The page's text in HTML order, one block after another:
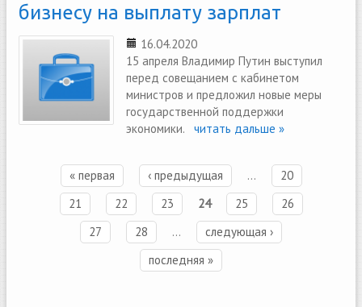
бизнесу на выплату зарплат
16.04.2020
15 апреля Владимир Путин выступил
перед совещанием с кабинетом
министров и предложил новые меры
государственной поддержки
экономики. читать дальше »
Страницы
« первая ‹ предыдущая …
20
21
22 23 24 25
26
27
28 …
следующая ›
последняя »